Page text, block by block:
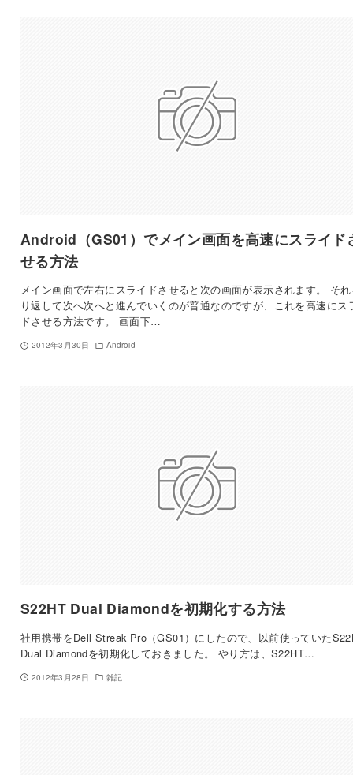
Android（GS01）でメイン画面を高速にスライド
せる方法
メイン画面で左右にスライドさせると次の画面が表示されます。 そ
り返して次へ次へと進んでいくのが普通なのですが、これを高速にス
ドさせる方法です。 画面下…
2012年3月30日 Android
S22HT Dual Diamondを初期化する方法
社用携帯をDell Streak Pro（GS01）にしたので、以前使っていた
Dual Diamondを初期化しておきました。 やり方は、S22HT…
2012年3月28日 雑記